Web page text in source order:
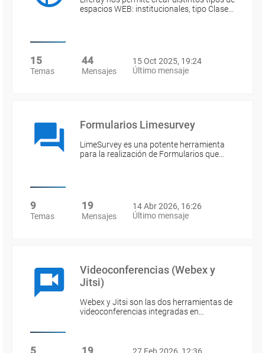
espacios WEB: institucionales, tipo Clase…
15
Temas
44
Mensajes
15 Oct 2025, 19:24
Último mensaje
Formularios Limesurvey
LimeSurvey es una potente herramienta
para la realización de Formularios que…
9
Temas
19
Mensajes
14 Abr 2026, 16:26
Último mensaje
Videoconferencias (Webex y
Jitsi)
Webex y Jitsi son las dos herramientas de
videoconferencias integradas en…
5 19